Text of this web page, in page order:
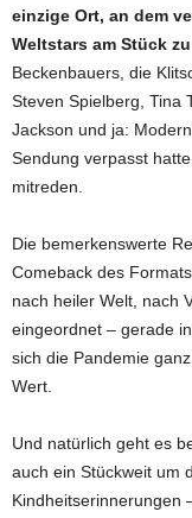
einzige Ort, an dem
Weltstars am Stück
Beckenbauers, die
Steven Spielberg, Tina
Jackson und ja:
Sendung verpasst
mitreden.
Die bemerkenswerte
Comeback des
nach heiler Welt, nach
eingeordnet – gerade
sich die Pandemie
Wert.
Und natürlich geht es
auch ein Stückweit um
Kindheitserinnerungen